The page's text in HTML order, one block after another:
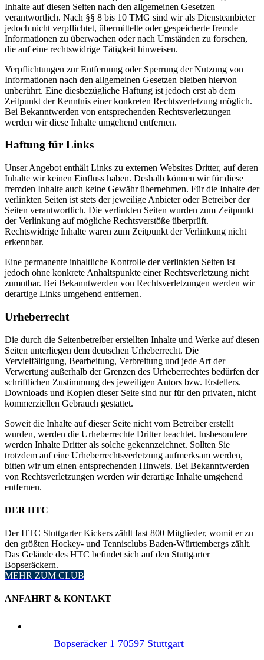
Inhalte auf diesen Seiten nach den allgemeinen Gesetzen
verantwortlich. Nach §§ 8 bis 10 TMG sind wir als Diensteanbieter
jedoch nicht verpflichtet, übermittelte oder gespeicherte fremde
Informationen zu überwachen oder nach Umständen zu forschen,
die auf eine rechtswidrige Tätigkeit hinweisen.
Verpflichtungen zur Entfernung oder Sperrung der Nutzung von
Informationen nach den allgemeinen Gesetzen bleiben hiervon
unberührt. Eine diesbezügliche Haftung ist jedoch erst ab dem
Zeitpunkt der Kenntnis einer konkreten Rechtsverletzung möglich.
Bei Bekanntwerden von entsprechenden Rechtsverletzungen
werden wir diese Inhalte umgehend entfernen.
Haftung für Links
Unser Angebot enthält Links zu externen Websites Dritter, auf deren
Inhalte wir keinen Einfluss haben. Deshalb können wir für diese
fremden Inhalte auch keine Gewähr übernehmen. Für die Inhalte der
verlinkten Seiten ist stets der jeweilige Anbieter oder Betreiber der
Seiten verantwortlich. Die verlinkten Seiten wurden zum Zeitpunkt
der Verlinkung auf mögliche Rechtsverstöße überprüft.
Rechtswidrige Inhalte waren zum Zeitpunkt der Verlinkung nicht
erkennbar.
Eine permanente inhaltliche Kontrolle der verlinkten Seiten ist
jedoch ohne konkrete Anhaltspunkte einer Rechtsverletzung nicht
zumutbar. Bei Bekanntwerden von Rechtsverletzungen werden wir
derartige Links umgehend entfernen.
Urheberrecht
Die durch die Seitenbetreiber erstellten Inhalte und Werke auf diesen
Seiten unterliegen dem deutschen Urheberrecht. Die
Vervielfältigung, Bearbeitung, Verbreitung und jede Art der
Verwertung außerhalb der Grenzen des Urheberrechtes bedürfen der
schriftlichen Zustimmung des jeweiligen Autors bzw. Erstellers.
Downloads und Kopien dieser Seite sind nur für den privaten, nicht
kommerziellen Gebrauch gestattet.
Soweit die Inhalte auf dieser Seite nicht vom Betreiber erstellt
wurden, werden die Urheberrechte Dritter beachtet. Insbesondere
werden Inhalte Dritter als solche gekennzeichnet. Sollten Sie
trotzdem auf eine Urheberrechtsverletzung aufmerksam werden,
bitten wir um einen entsprechenden Hinweis. Bei Bekanntwerden
von Rechtsverletzungen werden wir derartige Inhalte umgehend
entfernen.
DER HTC
Der HTC Stuttgarter Kickers zählt fast 800 Mitglieder, womit er zu
den größten Hockey- und Tennisclubs Baden-Württembergs zählt.
Das Gelände des HTC befindet sich auf den Stuttgarter
Bopseräckern.
MEHR ZUM CLUB
ANFAHRT & KONTAKT
Bopseräcker 1 70597 Stuttgart